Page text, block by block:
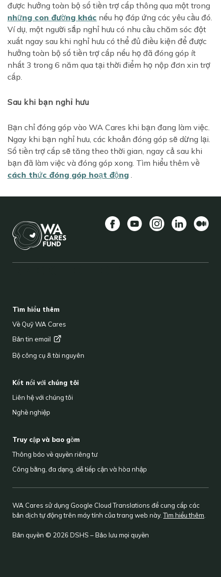
được hưởng toàn bộ số tiền trợ cấp thông qua một trong
những con đường khác nếu họ đáp ứng các yêu cầu đó.
Ví dụ, một người sắp nghỉ hưu có nhu cầu chăm sóc đột
xuất ngay sau khi nghỉ hưu có thể đủ điều kiện để được
hưởng toàn bộ số tiền trợ cấp nếu họ đã đóng góp ít
nhất 3 trong 6 năm qua tại thời điểm họ nộp đơn xin trợ
cấp.
Sau khi bạn nghỉ hưu
Bạn chỉ đóng góp vào WA Cares khi bạn đang làm việc.
Ngay khi bạn nghỉ hưu, các khoản đóng góp sẽ dừng lại.
Số tiền trợ cấp sẽ tăng theo thời gian, ngay cả sau khi
bạn đã làm việc và đóng góp xong. Tìm hiểu thêm về
cách thức đóng góp hoạt động .
FOOTER
Tìm hiểu thêm
Về Quỹ WA Cares
Bản tin email
Bộ công cụ & tài nguyên
Kết nối với chúng tôi
Liên hệ với chúng tôi
Nghề nghiệp
Truy cập và bao gồm
Thông báo về quyền riêng tư
Công bằng, đa dạng, dễ tiếp cận và hòa nhập
WA Cares sử dụng Google Cloud Translations để cung cấp các
bản dịch tự động trên máy tính của trang web này.Tìm hiểu thêm
Bản quyền © 2026 DSHS – Bảo lưu mọi quyền